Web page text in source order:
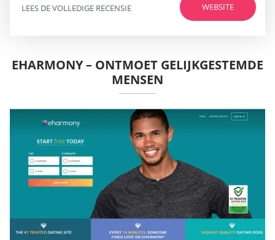
WEBSITE
LEES DE VOLLEDIGE RECENSIE
EHARMONY – ONTMOET GELIJKGESTEMDE
MENSEN